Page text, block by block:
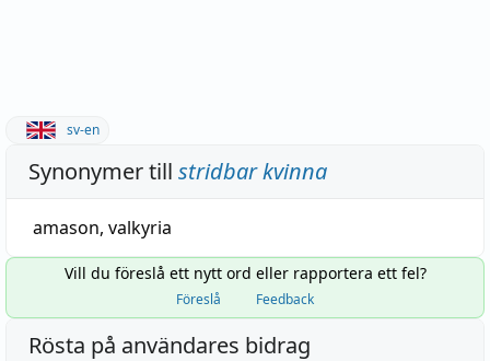
sv-en
Synonymer till stridbar kvinna
amason, valkyria
Vill du föreslå ett nytt ord eller rapportera ett fel?
Föreslå Feedback
Rösta på användares bidrag